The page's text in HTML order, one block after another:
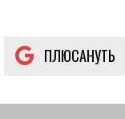
ПЛЮСАНУТЬ